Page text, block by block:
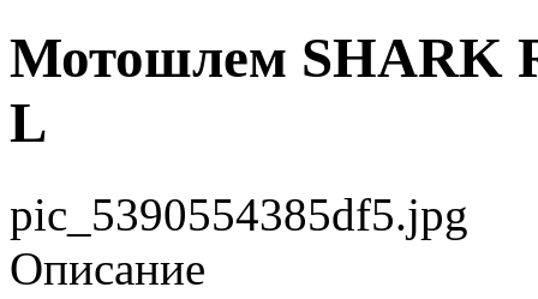
Мотошлем SHARK
L
pic_5390554385df5.jpg
Описание